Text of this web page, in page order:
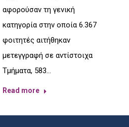
αφορούσαν τη γενική
κατηγορία στην οποία 6.367
φοιτητές αιτήθηκαν
μετεγγραφή σε αντίστοιχα
Τμήματα, 583…
Read more